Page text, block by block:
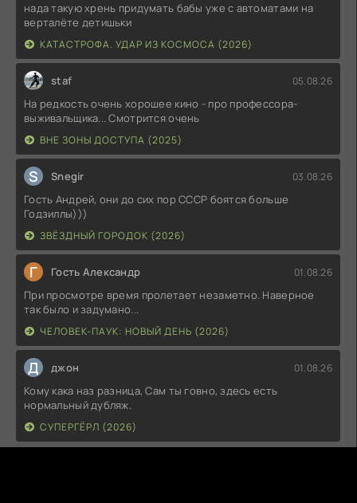
нада такую хрень придумать бабы уже с автоматами на
верталёте детишьки
КАТАСТРОФА. УДАР ИЗ КОСМОСА (2026)
staf 05.08.26
На редкость очень хорошее кино - про профессора-
выживальщика... Смотрится очень
ВНЕ ЗОНЫ ДОСТУПА (2025)
S Snegir 03.08.26
Гость Андрей, они до сих пор СССР боятся больше
Годзиллы)))
ЗВЁЗДНЫЙ ГОРОДОК (2026)
Г Гость Александр 01.08.26
При просмотре время пролетает незаметно. Наверное
так было и задумано...
ЧЕЛОВЕК-ПАУК: НОВЫЙ ДЕНЬ (2026)
Д джон 01.08.26
Кому кака наз разница, Сам ты говно, здесь есть
нормальный дубляж.
СУПЕРГЁРЛ (2026)